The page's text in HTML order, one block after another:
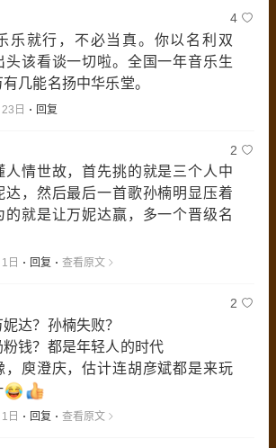
4
乐就行，不必当真。你以名利双
头该看谈一切啦。全国一年音乐生
几能名扬中华乐堂。
日 回复
2
人情世故，首先挑的就是三个人中
达，然后最后一首歌孙楠明显压着
的就是让万妮达赢，多一个晋级名
日 回复 查看原文
2
达？孙楠失败？
钱？都是年轻人的时代
，庾澄庆，估计连胡彦斌都是来玩
日 回复 查看原文